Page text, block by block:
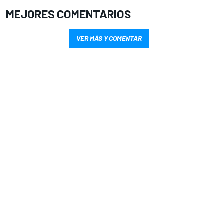
MEJORES COMENTARIOS
VER MÁS Y COMENTAR